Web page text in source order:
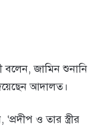
বলেন, জামিন শুনানি
আদালত।
ও তার স্ত্রীর